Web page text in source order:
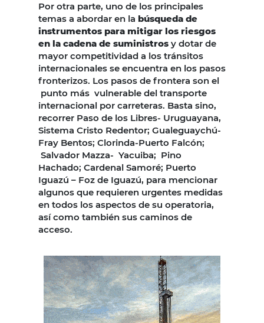
Por otra parte, uno de los principales
temas a abordar en la búsqueda de
instrumentos para mitigar los riesgos
en la cadena de suministros y dotar de
mayor competitividad a los tránsitos
internacionales se encuentra en los pasos
fronterizos. Los pasos de frontera son el
punto más vulnerable del transporte
internacional por carreteras. Basta sino,
recorrer Paso de los Libres- Uruguayana,
Sistema Cristo Redentor; Gualeguaychú-
Fray Bentos; Clorinda-Puerto Falcón;
Salvador Mazza- Yacuiba; Pino
Hachado; Cardenal Samoré; Puerto
Iguazú – Foz de Iguazú, para mencionar
algunos que requieren urgentes medidas
en todos los aspectos de su operatoria,
así como también sus caminos de
acceso.